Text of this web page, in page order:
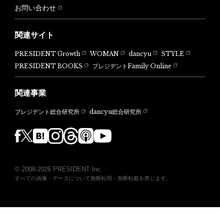
お問い合わせ
関連サイト
PRESIDENT Growth WOMAN dancyu
STYLE
PRESIDENT BOOKS
プレジデントFamily Online
関連事業
プレジデント総合研究所 dancyu総合研究所
© 2008-2026 PRESIDENT Inc.
すべての画像・データについて無断転用・無断転載を禁じます。